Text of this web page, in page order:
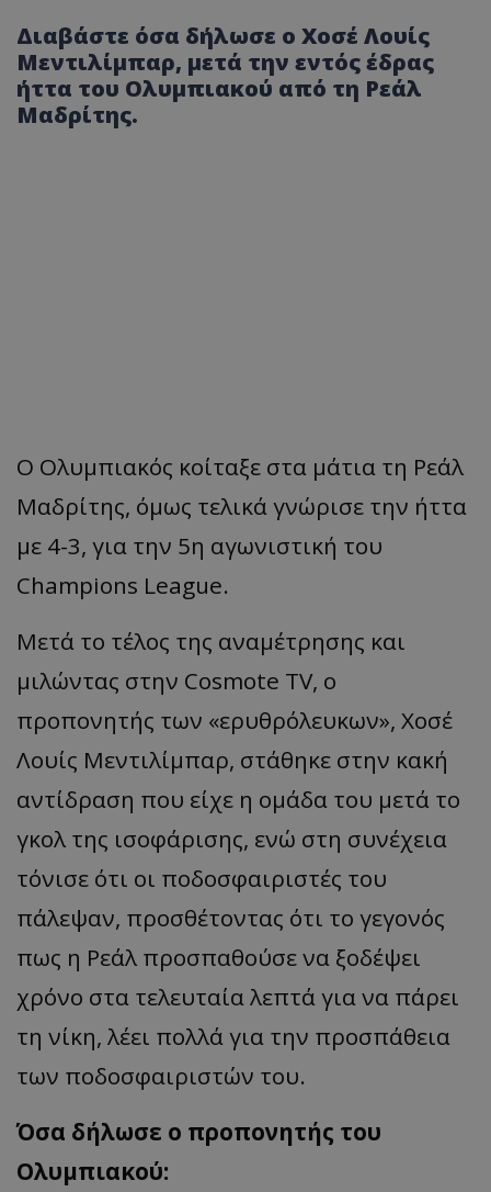
Διαβάστε όσα δήλωσε ο Χοσέ Λουίς
Μεντιλίμπαρ, μετά την εντός έδρας
ήττα του Ολυμπιακού από τη Ρεάλ
Μαδρίτης.
Ο Ολυμπιακός κοίταξε στα μάτια τη Ρεάλ
Μαδρίτης, όμως τελικά γνώρισε την ήττα
με 4-3, για την 5η αγωνιστική του
Champions League.
Μετά το τέλος της αναμέτρησης και
μιλώντας στην Cosmote TV, ο
προπονητής των «ερυθρόλευκων», Χοσέ
Λουίς Μεντιλίμπαρ, στάθηκε στην κακή
αντίδραση που είχε η ομάδα του μετά το
γκολ της ισοφάρισης, ενώ στη συνέχεια
τόνισε ότι οι ποδοσφαιριστές του
πάλεψαν, προσθέτοντας ότι το γεγονός
πως η Ρεάλ προσπαθούσε να ξοδέψει
χρόνο στα τελευταία λεπτά για να πάρει
τη νίκη, λέει πολλά για την προσπάθεια
των ποδοσφαιριστών του.
Όσα δήλωσε ο προπονητής του
Ολυμπιακού: